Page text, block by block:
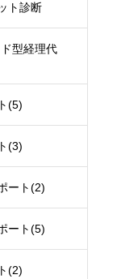
ト診断
型経理代
(5)
(3)
ート(2)
ート(5)
(2)